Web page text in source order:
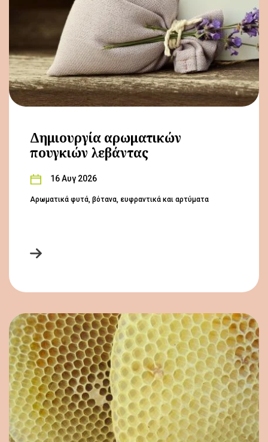
Δημιουργία αρωματικών
πουγκιών λεβάντας
16 Αυγ 2026
Αρωματικά φυτά, βότανα, ευφραντικά και αρτύματα